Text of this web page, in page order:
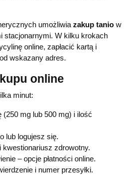
umożliwia zakup tanio w
stacjonarnymi. W kilku krokach
online, zapłacić kartą i
wskazany adres.
online
minut:
mg lub 500 mg) i ilość
lub logujesz się.
kwestionariusz zdrowotny.
– opcje płatności online.
i numer przesyłki.